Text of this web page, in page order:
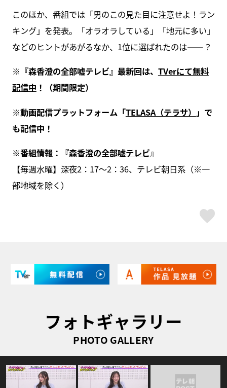
このほか、番組では「男のこの見た目に注意せよ！ラン
キング」を発表。「オラオラしている」「地元に多い」
などのヒントがあがるなか、1位に選ばれたのは――？
※『森香澄の全部嘘テレビ』最新回は、 TVerにて無料
配信中 ！（期間限定）
※動画配信プラットフォーム「TELASA（テラサ） 」で
も配信中！
※番組情報：『森香澄の全部嘘テレビ』
【毎週水曜】深夜2：17～2：36、テレビ朝日系（※一
部地域を除く）
フォトギャラリー
PHOTO GALLERY